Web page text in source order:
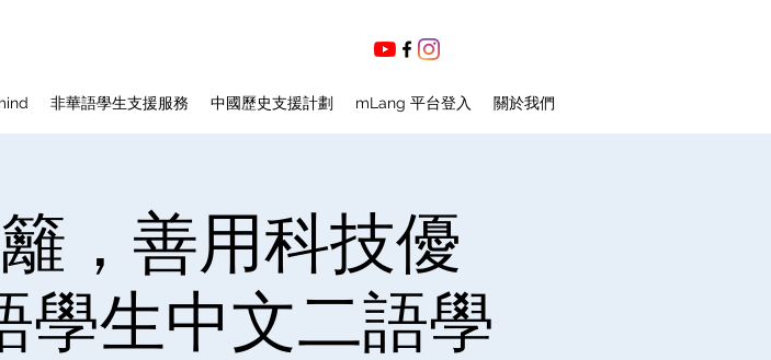
非華語學生支援服務 中國歷史支援計劃 mLang 平台登入 關於我們
，善用科技優
學生中文二語學